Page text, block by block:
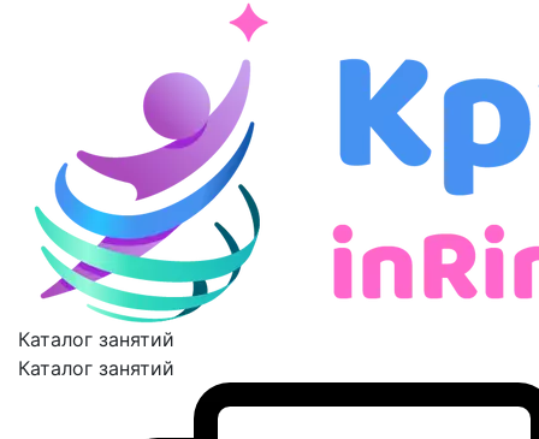
Каталог занятий
Каталог занятий